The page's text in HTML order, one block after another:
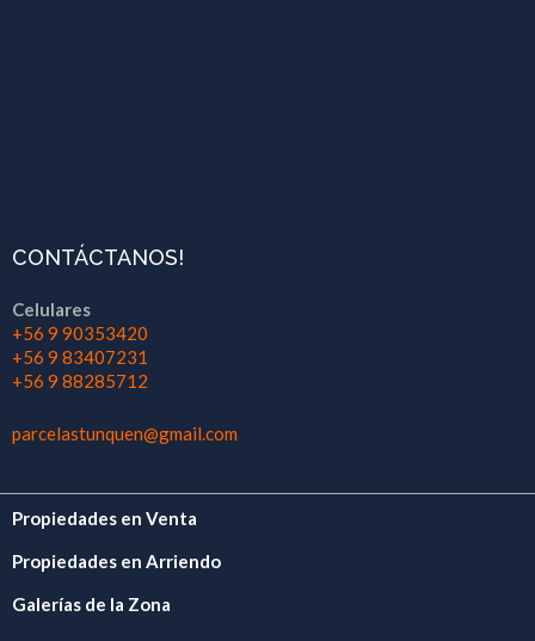
CONTÁCTANOS!
Celulares
+56 9 90353420
+56 9 83407231
+56 9 88285712
parcelastunquen@gmail.com
Propiedades en Venta
Propiedades en Arriendo
Galerías de la Zona